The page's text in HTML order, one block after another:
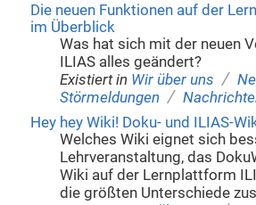
Die neuen Funktionen auf der
im Überblick
Was hat sich mit der neuen
ILIAS alles geändert?
Existiert in Wir über uns /
Störmeldungen /
Hey hey Wiki! Doku- und ILIAS-
Welches Wiki eignet sich
Lehrveranstaltung, das
Wiki auf der Lernplattform
die größten Unterschiede